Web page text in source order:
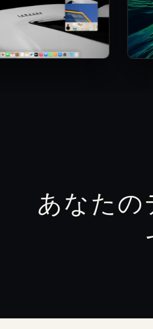
あなた